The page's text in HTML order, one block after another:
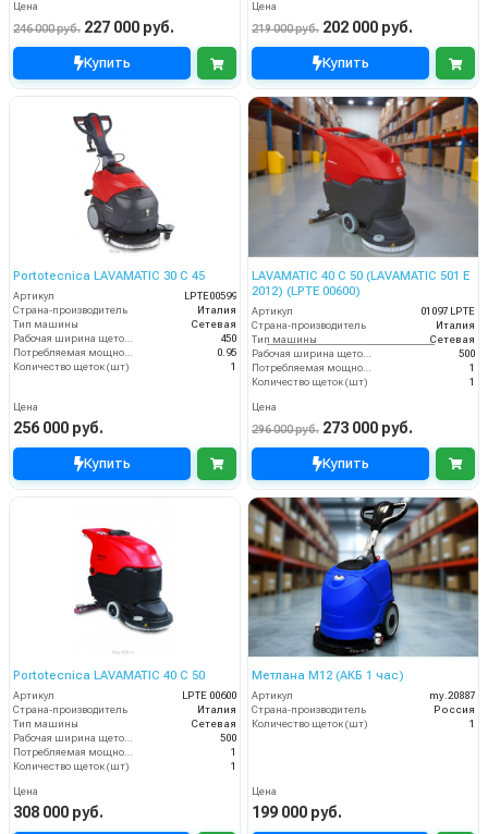
Цена
246 000 руб. 227 000 руб.
Купить
Цена
219 000 руб. 202 000 руб.
Купить
Portotecnica LAVAMATIC 30 С 45
Артикул
LPTE00599
Страна-производитель
Италия
Тип машины
Сетевая
450
0.95
Количество щеток (шт)
1
Цена
256 000 руб.
Купить
LAVAMATIC 40 C 50 (LAVAMATIC 501 E
2012) (LPTE 00600)
Артикул
01097 LPTE
Страна-производитель
Италия
Тип машины
Сетевая
500
1
Количество щеток (шт)
1
Цена
296 000 руб. 273 000 руб.
Купить
Portotecnica LAVAMATIC 40 C 50
Артикул
LPTE 00600
Страна-производитель
Италия
Тип машины
Сетевая
Рабочая ширина щеток (мм)
500
Потребляемая мощность (кВт)
1
Количество щеток (шт)
1
Цена
308 000 руб.
Метлана М12 (АКБ 1 час)
Артикул
my.20887
Страна-производитель
Россия
Количество щеток (шт)
1
Цена
199 000 руб.